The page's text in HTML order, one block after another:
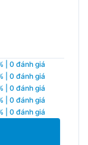
| 0 đánh giá
| 0 đánh giá
| 0 đánh giá
| 0 đánh giá
| 0 đánh giá